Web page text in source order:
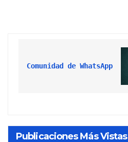
Comunidad de WhatsApp
Publicaciones Más Vistas